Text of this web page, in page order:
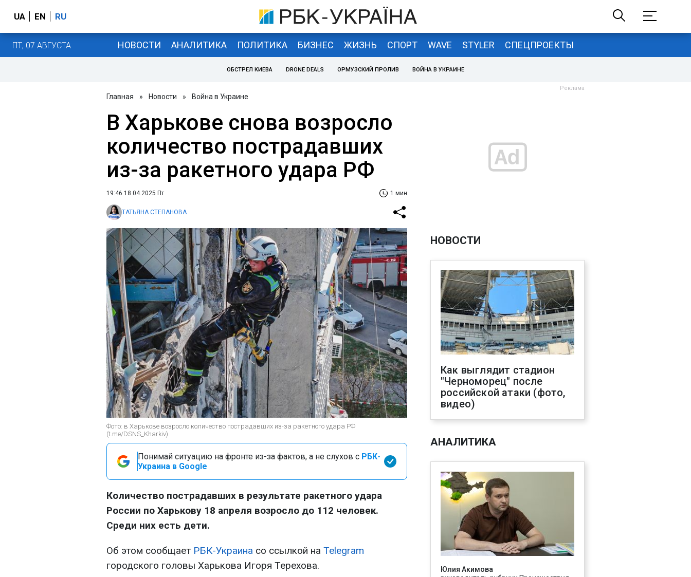
UA EN RU
ПТ, 07 АВГУСТА НОВОСТИ АНАЛИТИКА ПОЛИТИКА БИЗНЕС ЖИЗНЬ СПОРТ WAVE STYLER СПЕЦПРОЕКТЫ
ОБСТРЕЛ КИЕВА DRONE DEALS ОРМУЗСКИЙ ПРОЛИВ ВОЙНА В УКРАИНЕ
Главная » Новости » Война в Украине
В Харькове снова возросло
количество пострадавших
из-за ракетного удара РФ
19:46 18.04.2025 Пт 1 мин
ТАТЬЯНА СТЕПАНОВА
Фото: в Харькове возросло количество пострадавших из-за ракетного удара РФ
(t.me/DSNS_Kharkiv)
Понимай ситуацию на фронте из-за фактов, а не слухов с РБК-
Украина в Google
Количество пострадавших в результате ракетного удара
России по Харькову 18 апреля возросло до 112 человек.
Среди них есть дети.
Об этом сообщает РБК-Украина со ссылкой на Telegram
городского головы Харькова Игоря Терехова.
НОВОСТИ
Как выглядит стадион
"Черноморец" после
российской атаки (фото,
видео)
АНАЛИТИКА
Юлия Акимова